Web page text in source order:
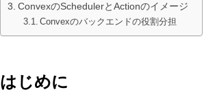
ConvexのSchedulerとActionのイメージ
Convexのバックエンドの役割分担
はじめに